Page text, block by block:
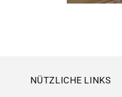
NÜTZLICHE LINKS